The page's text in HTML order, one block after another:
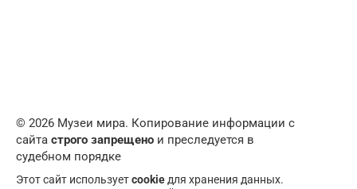
© 2026 Музеи мира. Копирование информации с
сайта строго запрещено и преследуется в
судебном порядке
Этот сайт используетcookie для хранения данных.